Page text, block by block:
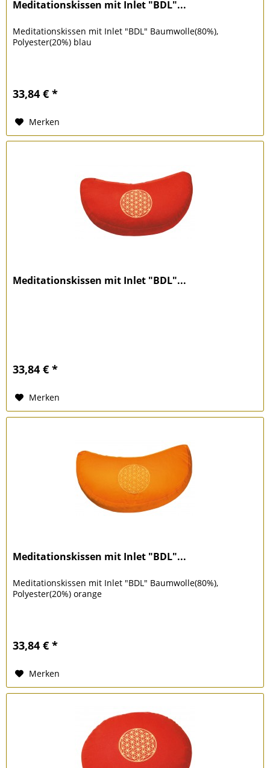
Meditationskissen mit Inlet "BDL"...
Meditationskissen mit Inlet "BDL" Baumwolle(80%),
Polyester(20%) blau
33,84 € *
Merken
Meditationskissen mit Inlet "BDL"...
33,84 € *
Merken
Meditationskissen mit Inlet "BDL"...
Meditationskissen mit Inlet "BDL" Baumwolle(80%),
Polyester(20%) orange
33,84 € *
Merken